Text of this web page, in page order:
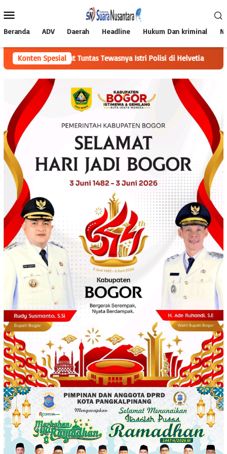
ke
Mobile
Beranda ADV Daerah Headline Hukum Dan kriminal
Konten Spesial
Usut Tuntas Tewasnya Istri Polisi di Helvetia Perkuat